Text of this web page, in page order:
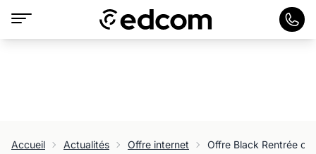
Accueil Actualités Offre internet